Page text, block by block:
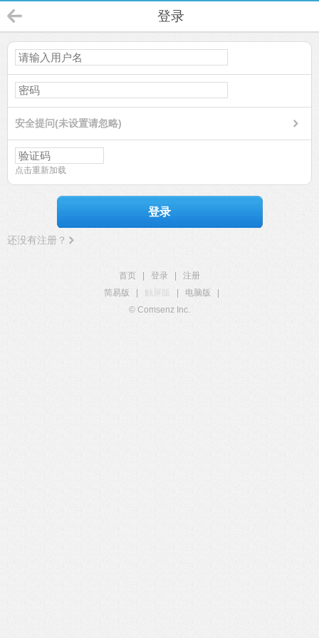
登录
安全提问(未设置请忽略)
点击重新加载
登录
还没有注册？
首页 登录
注册
简易版
触屏版 电脑版
© Comsenz Inc.